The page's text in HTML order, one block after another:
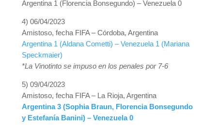
Argentina 1 (Florencia Bonsegundo) – Venezuela 0
4) 06/04/2023
Amistoso, fecha FIFA – Córdoba, Argentina
Argentina 1 (Aldana Cometti) – Venezuela 1 (Mariana
Speckmaier)
*La Vinotinto se impuso en los penales por 7-6
5) 09/04/2023
Amistoso, fecha FIFA – La Rioja, Argentina
Argentina 3 (Sophia Braun, Florencia Bonsegundo
y Estefanía Banini) – Venezuela 0